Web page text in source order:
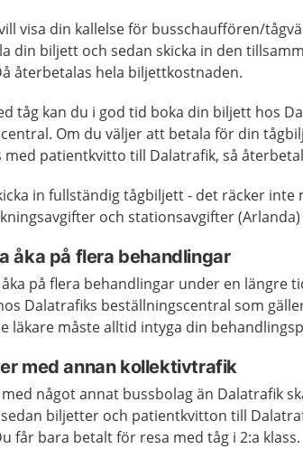
visa din kallelse för busschauffören/
din biljett och sedan skicka in den
återbetalas hela biljettkostnaden.
tåg kan du i god tid boka din biljett hos
Om du väljer att betala för din
med patientkvitto till Dalatrafik, så
in fullständig tågbiljett - det räcker
och stationsavgifter
åka på flera behandlingar
på flera behandlingar under en längre
Dalatrafiks beställningscentral som
läkare måste alltid intyga din
med annan kollektivtrafik
något annat bussbolag än Dalatrafik
sedan biljetter och patientkvitton till
får bara betalt för resa med tåg i 2:a klass.